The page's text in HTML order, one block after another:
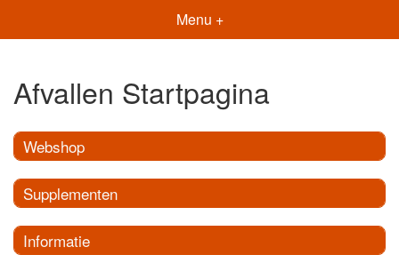
Menu +
Afvallen Startpagina
Webshop
Supplementen
Informatie